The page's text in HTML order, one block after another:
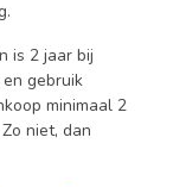
is 2 jaar bij
gebruik
minimaal 2
niet, dan